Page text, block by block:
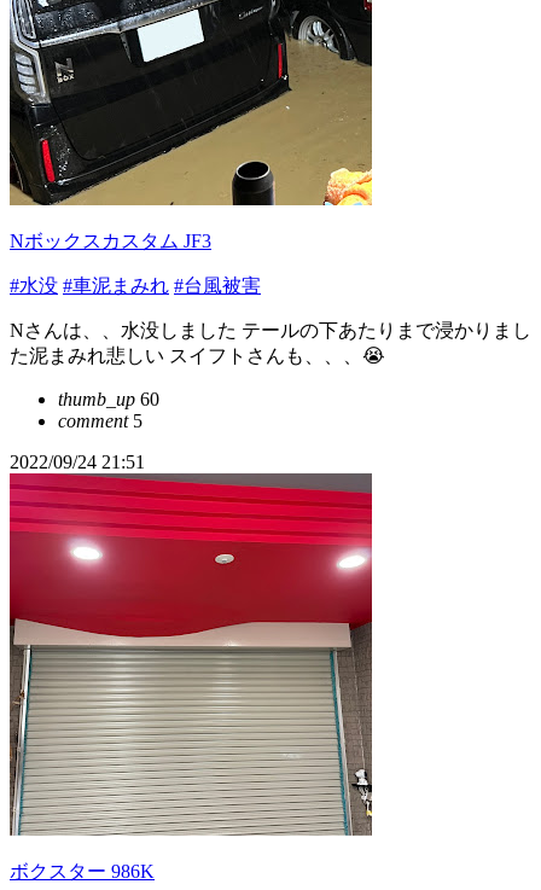
Nボックスカスタム JF3
#水没 #車泥まみれ #台風被害
Nさんは、、水没しました テールの下あたりまで浸かりまし
た泥まみれ悲しい スイフトさんも、、、😭
thumb_up 60
comment5
2022/09/24 21:51
ボクスター 986K